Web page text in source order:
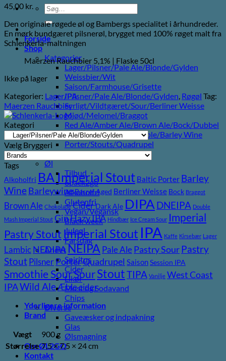
Søg
efter:
Forside
Shop
Kategorier
Lager/Pilsner/Pale Ale/Blonde/Gylden
Weissbier/Wit
Saison/Farmhouse/Grisette
IPA
Syrligt/Vildtgæret/Sour/Berliner Weisse
Mjød/Melomel/Braggot
Red Ale/Amber Ale/Brown Ale/Bock/Dubbel
Strong Ale/Dark Ale/Triple/Barley Wine
Porter/Stouts/Quadrupel
Røgøl
Øl
Tilbud
6pack2go
Alkoholfri
Glutenfri
Vegan/Vegansk
Black week
Juleøl
Farsdag
Andet
Spiritus
Cider
Likør
Most og Sodavand
Chips
Diverse
Gaveæsker og indpakning
Glas
Ølsmagning
Om ØL2GO
Kontakt
45,00 kr.
Den originale røgede øl og Bambergs specialitet i århundreder.
En mørk bundgæret pilsnerøl, brygget med 100% røget malt fra
Schlenkerla-maltningen
Maerzen Rauchbier 5,1% | Flaske 50cl
Ikke på lager
Kategorier: Lager/Pilsner/Pale Ale/Blonde/Gylden, Røgøl Tag:
Maerzen Rauchbier
Kategori
Vælg Bryggeri
Tags
Alkoholfri BA Imperial Stout Baltic Porter Barley
Wine BarleywineBarrel Aged Berliner Weisse Bock Braggot
Brown Ale Chokolade CiderDark Ale DIPA DNEIPA Double
Mash Imperial Stout GinHazy IPA Hindbær Ice Cream Sour Imperial
Pastry Stout Imperial Stout IPA Kaffe Kirsebær Lager
Lambic NEDIPANEIPA Pale Ale Pastry Sour Pastry
Stout Pilsner PorterQuadrupel SaisonSession IPA
Smoothie SourSourStoutTIPA Vanilje West Coast
IPAWild Ale Æble cider
Yderligere information
Brand
Vægt
900 g
Størrelse 7,5 × 7,5 × 24 cm